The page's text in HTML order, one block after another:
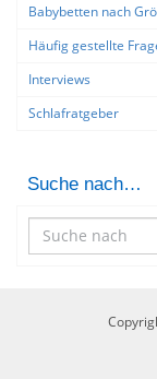
Babybetten nach
Häufig gestellte
Interviews
Schlafratgeber
Suche nach…